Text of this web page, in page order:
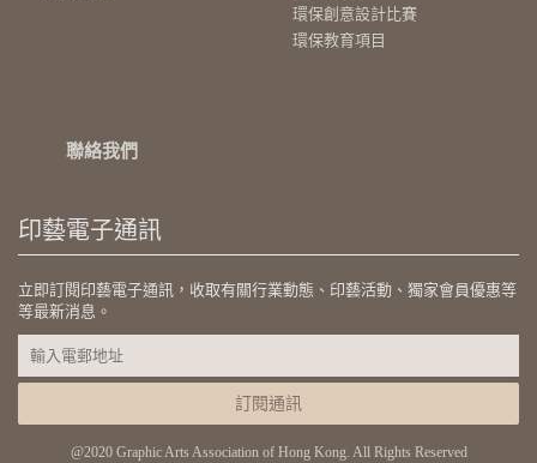
環保創意設計比賽
環保教育項目
聯絡我們
印藝電子通訊
立即訂閱印藝電子通訊，收取有關行業動態、印藝活動、獨家會員優惠等
等最新消息。
訂閱通訊
@2020 Graphic Arts Association of Hong Kong. All Rights Reserved